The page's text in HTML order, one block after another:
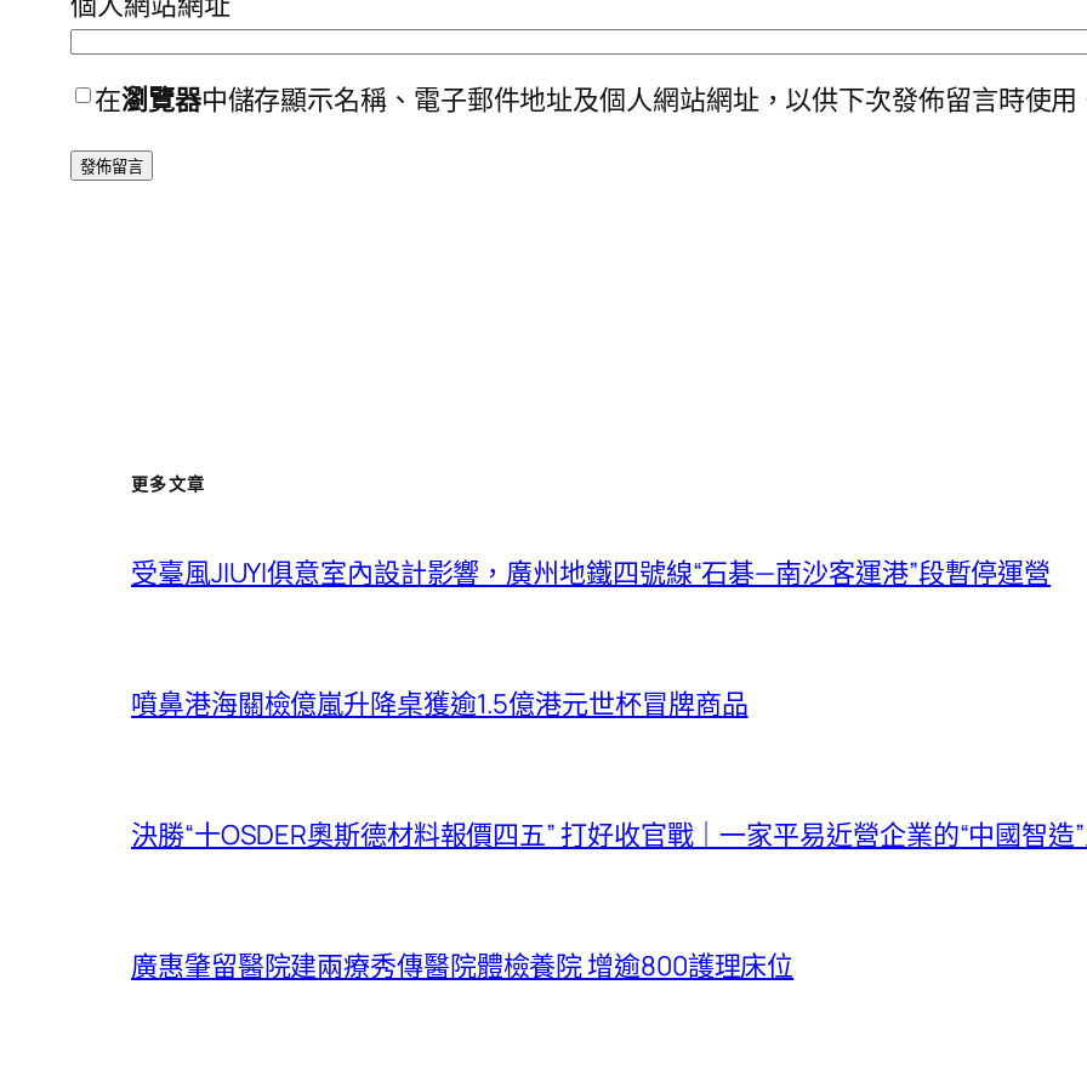
在瀏覽器中儲存顯示名稱、電子郵件地址及個人網站網址，以供下次發佈留言時使用
更多文章
受臺風JIUYI俱意室內設計影響，廣州地鐵四號線“石碁—南沙客運港”段暫停運營
噴鼻港海關檢億嵐升降桌獲逾1.5億港元世杯冒牌商品
決勝“十OSDER奧斯德材料報價四五” 打好收官戰｜一家平易近營企業的“中國智造
廣惠肇留醫院建兩療秀傳醫院體檢養院 增逾800護理床位